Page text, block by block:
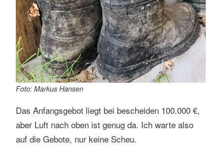
Foto: Markus Hansen
Das Anfangsgebot liegt bei bescheiden 100.000 €,
aber Luft nach oben ist genug da. Ich warte also
auf die Gebote, nur keine Scheu.